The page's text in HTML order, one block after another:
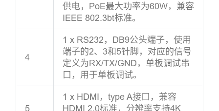
供电，PoE最大功率为60W，兼容
IEEE 802.3bt标准。
4
1 x RS232，DB9公头端子，使用
端子的2、3和5针脚，对应的信号
定义为RX/TX/GND，单板调试串
口，用于单板调试。
5
1 x HDMI，type A接口，兼容
HDMI 2.0标准，分辨率支持4K